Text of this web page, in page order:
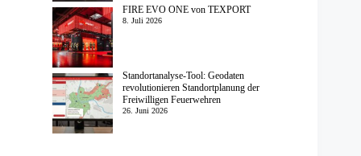
FIRE EVO ONE von TEXPORT
8. Juli 2026
Standortanalyse-Tool: Geodaten
revolutionieren Standortplanung der
Freiwilligen Feuerwehren
26. Juni 2026